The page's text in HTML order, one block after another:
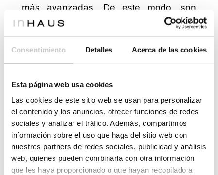
Consentimiento Detalles Acerca de las cookies
Esta página web usa cookies
Las cookies de este sitio web se usan para personalizar
el contenido y los anuncios, ofrecer funciones de redes
sociales y analizar el tráfico. Además, compartimos
información sobre el uso que haga del sitio web con
nuestros partners de redes sociales, publicidad y análisis
web, quienes pueden combinarla con otra información
que les haya proporcionado o que hayan recopilado a
más avanzadas. De este modo, son
viviendas inteligentes, prácticamente
autónomas.
Por su parte, las cocinas y baños,
generación, de firmas de máxima
garantía.
Además, las Casas inHAUS son
modernas por definición. ¿Qué hay más
avanzado que la construcción modular